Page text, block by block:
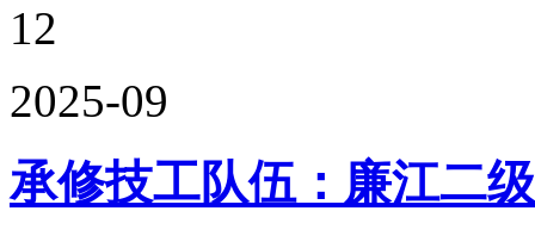
12
2025-09
承修技工队伍：廉江二